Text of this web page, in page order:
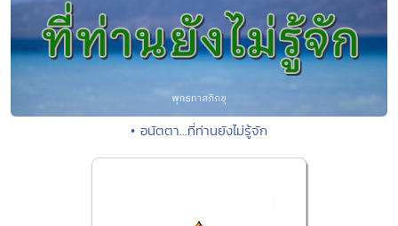
• อนัตตา...ที่ท่านยังไม่รู้จัก